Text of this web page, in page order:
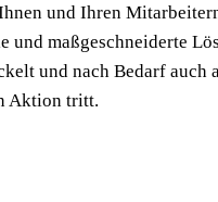
und Ihren
und maß­ge­schnei­der­te
und nach Bedarf auch
Akti­on tritt.